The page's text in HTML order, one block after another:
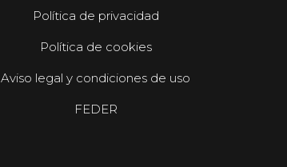
Política de privacidad
Política de cookies
Aviso legal y condiciones de uso
FEDER